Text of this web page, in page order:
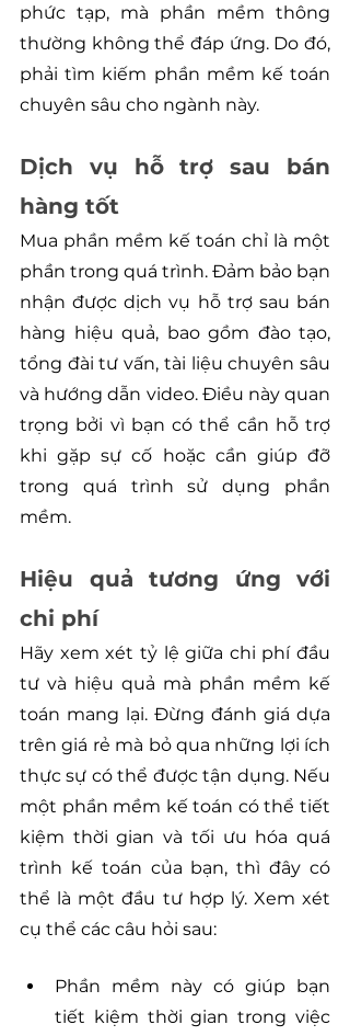
phức tạp, mà phần mềm thông
thường không thể đáp ứng. Do đó,
phải tìm kiếm phần mềm kế toán
chuyên sâu cho ngành này.
Dịch vụ hỗ trợ sau bán
hàng tốt
Mua phần mềm kế toán chỉ là một
phần trong quá trình. Đảm bảo bạn
nhận được dịch vụ hỗ trợ sau bán
hàng hiệu quả, bao gồm đào tạo,
tổng đài tư vấn, tài liệu chuyên sâu
và hướng dẫn video. Điều này quan
trọng bởi vì bạn có thể cần hỗ trợ
khi gặp sự cố hoặc cần giúp đỡ
trong quá trình sử dụng phần
mềm.
Hiệu quả tương ứng với
chi phí
Hãy xem xét tỷ lệ giữa chi phí đầu
tư và hiệu quả mà phần mềm kế
toán mang lại. Đừng đánh giá dựa
trên giá rẻ mà bỏ qua những lợi ích
thực sự có thể được tận dụng. Nếu
một phần mềm kế toán có thể tiết
kiệm thời gian và tối ưu hóa quá
trình kế toán của bạn, thì đây có
thể là một đầu tư hợp lý. Xem xét
cụ thể các câu hỏi sau:
Phần mềm này có giúp bạn
tiết kiệm thời gian trong việc